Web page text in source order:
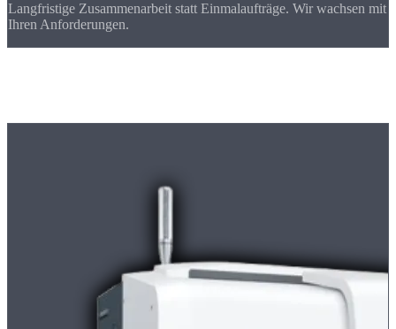
Langfristige Zusammenarbeit statt Einmalaufträge. Wir wachsen mit
Ihren Anforderungen.